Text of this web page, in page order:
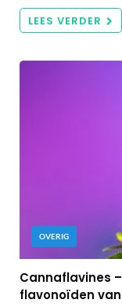
LEES VERDER
OVERIG
Cannaflavines
flavonoïden